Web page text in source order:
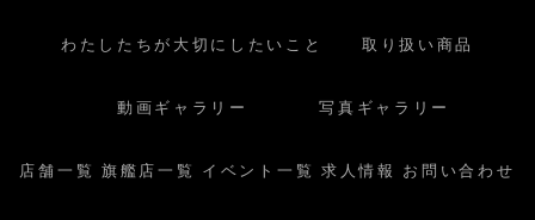
わたしたちが大切にしたいこと 取り扱い商品
動画ギャラリー 写真ギャラリー
店舗一覧 旗艦店一覧 イベント一覧 求人情報 お問い合わせ